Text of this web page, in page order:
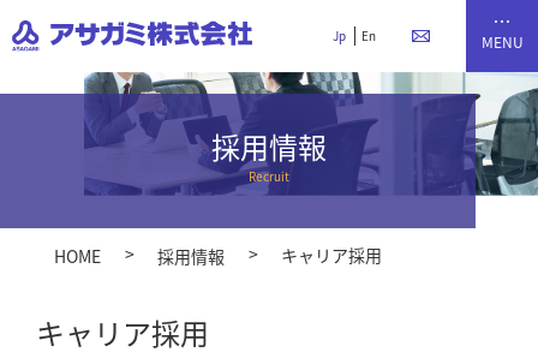
Jp En
採用情報
HOME 採用情報 キャリア採用
キャリア採用